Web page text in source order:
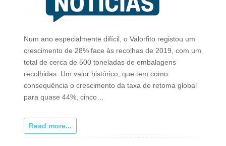
Num ano especialmente difícil, o Valorfito registou um
crescimento de 28% face às recolhas de 2019, com um
total de cerca de 500 toneladas de embalagens
recolhidas. Um valor histórico, que tem como
consequência o crescimento da taxa de retoma global
para quase 44%, cinco…
Read more...